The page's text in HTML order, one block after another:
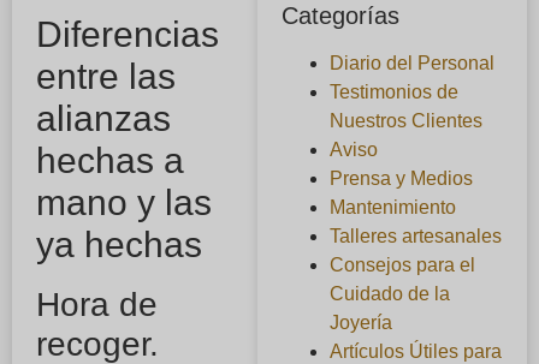
Diferencias
entre las
alianzas
hechas a
mano y las
ya hechas
Hora de
recoger.
Categorías
Diario del Personal
Testimonios de
Nuestros Clientes
Aviso
Prensa y Medios
Mantenimiento
Talleres artesanales
Consejos para el
Cuidado de la
Joyería
Artículos Útiles para